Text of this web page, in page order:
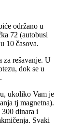
održano u
72 (autobusi
10 časova.
za rešavanje. U
dok se u
ukoliko Vam je
tj magnetna).
dinara i
Svaki